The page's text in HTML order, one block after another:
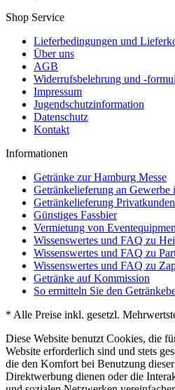
Shop Service
Lieferbedingungen und
Über uns
AGB
Widerrufsbelehrung und -
Impressum
Jugendschutzinformation
Datenschutz
Kontakt
Informationen
Getränke zur Hamburg Messe
Getränkelieferung an Gewerbe
Getränkelieferung
Günstiges Fassbier
Vermietung von
Wissenswertes und FAQ zu
Wissenswertes und FAQ zu
Wissenswertes und FAQ zu
Getränke auf Kommission
So ermitteln Sie den
* Alle Preise inkl. gesetzl.
Diese Website benutzt Cookies, die
Website erforderlich sind und stets
die den Komfort bei Benutzung
Direktwerbung dienen oder die